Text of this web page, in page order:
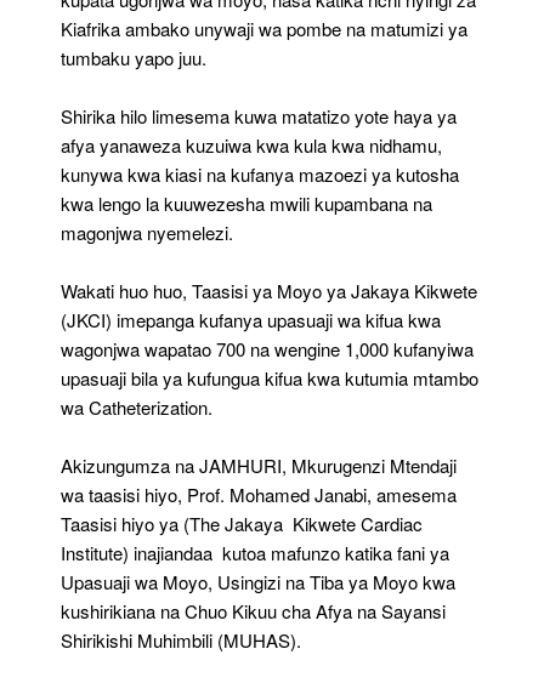
Kiafrika ambako unywaji wa pombe na matumizi ya
tumbaku yapo juu.
Shirika hilo limesema kuwa matatizo yote haya ya
afya yanaweza kuzuiwa kwa kula kwa nidhamu,
kunywa kwa kiasi na kufanya mazoezi ya kutosha
kwa lengo la kuuwezesha mwili kupambana na
magonjwa nyemelezi.
Wakati huo huo, Taasisi ya Moyo ya Jakaya Kikwete
(JKCI) imepanga kufanya upasuaji wa kifua kwa
wagonjwa wapatao 700 na wengine 1,000 kufanyiwa
upasuaji bila ya kufungua kifua kwa kutumia mtambo
wa Catheterization.
Akizungumza na JAMHURI, Mkurugenzi Mtendaji
wa taasisi hiyo, Prof. Mohamed Janabi, amesema
Taasisi hiyo ya (The Jakaya Kikwete Cardiac
Institute) inajiandaa kutoa mafunzo katika fani ya
Upasuaji wa Moyo, Usingizi na Tiba ya Moyo kwa
kushirikiana na Chuo Kikuu cha Afya na Sayansi
Shirikishi Muhimbili (MUHAS).